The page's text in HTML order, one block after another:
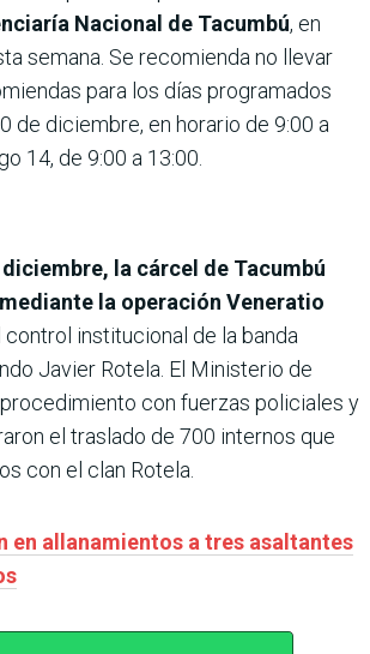
Nacional de Tacumbú, en
semana. Se recomienda no llevar
para los días programados
de diciembre, en horario de 9:00 a
14, de 9:00 a 13:00.
diciembre, la cárcel de Tacumbú
la operación Veneratio
institucional de la banda
Javier Rotela. El Ministerio de
con fuerzas policiales y
el traslado de 700 internos que
con el clan Rotela.
en allanamientos a tres asaltantes